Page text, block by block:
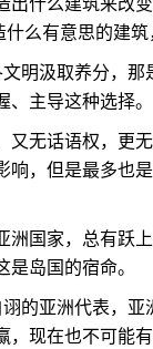
出什么建筑来改
么有意思的建
明汲取养分，那
、主导这种选择
又无话语权，更
响，但是最多也
洲国家，总有跃
是岛国的宿命。
的亚洲代表，亚
，现在也不可能